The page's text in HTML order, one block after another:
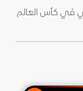
في كأس العالم